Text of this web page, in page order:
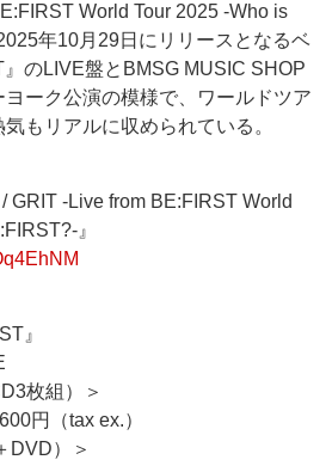
World Tour 2025 -Who is
年10月29日にリリースとなるベ
のLIVE盤とBMSG MUSIC SHOP
ーク公演の模様で、ワールドツア
もリアルに収められている。
GRIT -Live from BE:FIRST World
』
』
枚組）＞
円（tax ex.）
DVD）＞